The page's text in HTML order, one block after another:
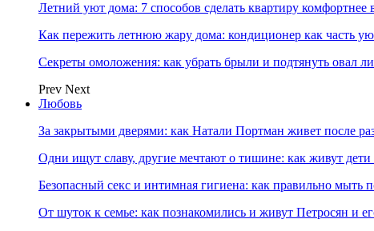
Летний уют дома: 7 способов сделать квартиру комфортнее
Как пережить летнюю жару дома: кондиционер как часть
Секреты омоложения: как убрать брыли и подтянуть овал
Prev Next
Любовь
За закрытыми дверями: как Натали Портман живет после
Одни ищут славу, другие мечтают о тишине: как живут
Безопасный секс и интимная гигиена: как правильно мыть
От шуток к семье: как познакомились и живут Петросян и